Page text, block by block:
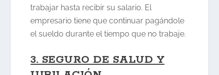
trabajar hasta recibir su salario. El
empresario tiene que continuar pagándole
el sueldo durante el tiempo que no trabaje.
3. SEGURO DE SALUD Y